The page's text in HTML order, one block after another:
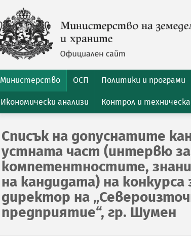
Министерство ОСП Политики и програми
Икономически анализи Контрол и
Списък на допуснатите
устната част (интервю
компетентностите,
на кандидата) на конкурса
директор на
предприятие“, гр. Шумен